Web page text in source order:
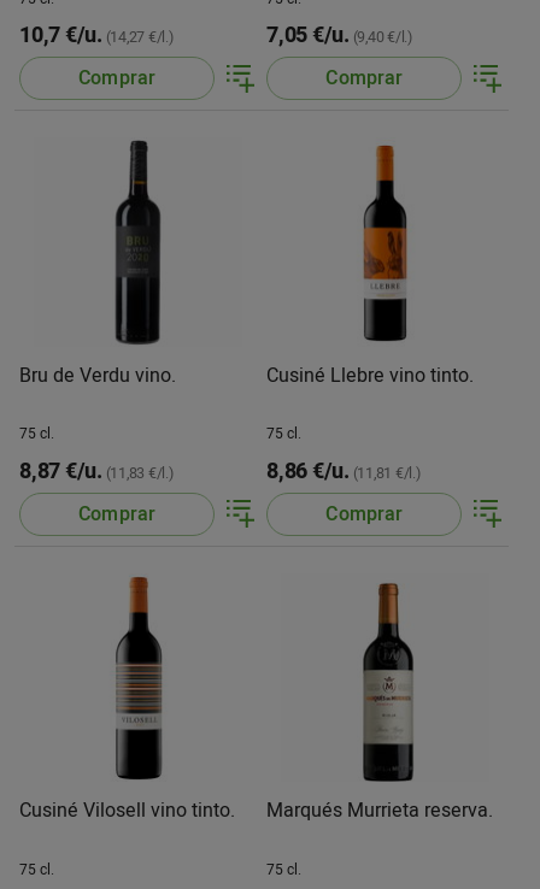
10,7 €/u. (14,27 €/l.)
Comprar
7,05 €/u. (9,40 €/l.)
Comprar
Bru de Verdu vino.
75 cl.
8,87 €/u. (11,83 €/l.)
Comprar
Cusiné Llebre vino tinto.
75 cl.
8,86 €/u. (11,81 €/l.)
Comprar
Cusiné Vilosell vino tinto.
75 cl.
Marqués Murrieta reserva.
75 cl.